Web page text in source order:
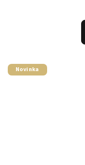
Novinka